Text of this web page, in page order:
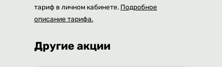
тариф в личном кабинете. Подробное
описание тарифа.
Другие акции